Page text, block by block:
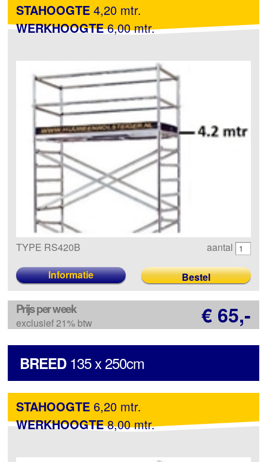
STAHOOGTE4,20 mtr.
WERKHOOGTE6,00 mtr.
TYPE RS420B aantal
Informatie
Prijs per week
exclusief 21% btw € 65,-
BREED135 x 250cm
STAHOOGTE6,20 mtr.
WERKHOOGTE8,00 mtr.